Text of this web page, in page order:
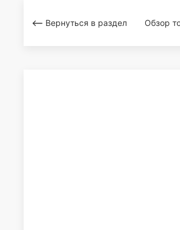
Вернуться в раздел Обзор